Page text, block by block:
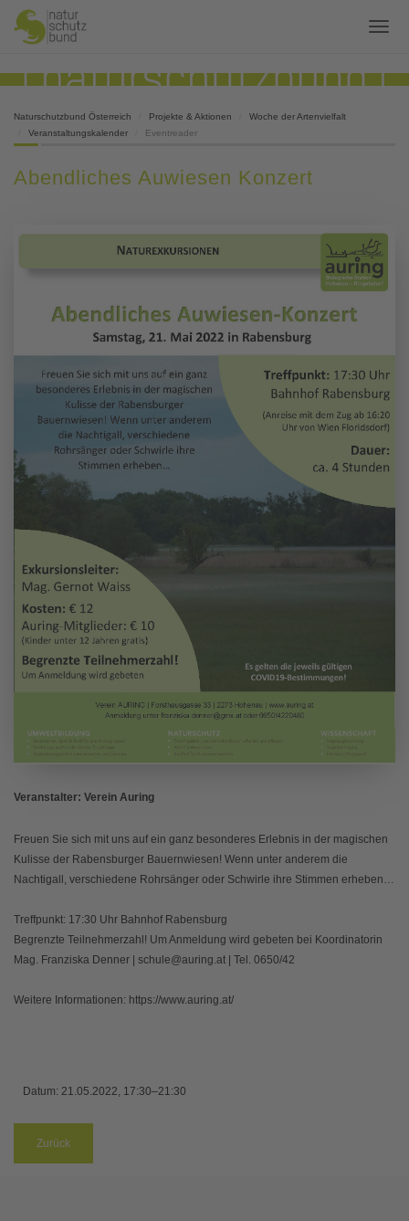
Naturschutzbund Österreich Projekte & Aktionen
Woche der Artenvielfalt
Veranstaltungskalender
Eventreader
Abendliches Auwiesen Konzert
Veranstalter: Verein Auring
Freuen Sie sich mit uns auf ein ganz besonderes Erlebnis in der magischen
Kulisse der Rabensburger Bauernwiesen! Wenn unter anderem die
Nachtigall, verschiedene Rohrsänger oder Schwirle ihre Stimmen erheben…
Treffpunkt: 17:30 Uhr Bahnhof Rabensburg
Begrenzte Teilnehmerzahl! Um Anmeldung wird gebeten bei Koordinatorin
Mag. Franziska Denner | schule@auring.at | Tel. 0650/42
Weitere Informationen: https://www.auring.at/
Datum: 21.05.2022, 17:30–21:30
Zurück